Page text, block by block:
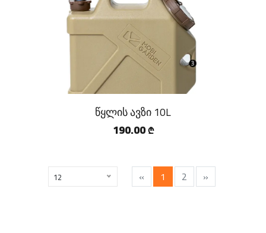
წყლის ავზი 10L
190.00 ₾
12 « 1 2 »